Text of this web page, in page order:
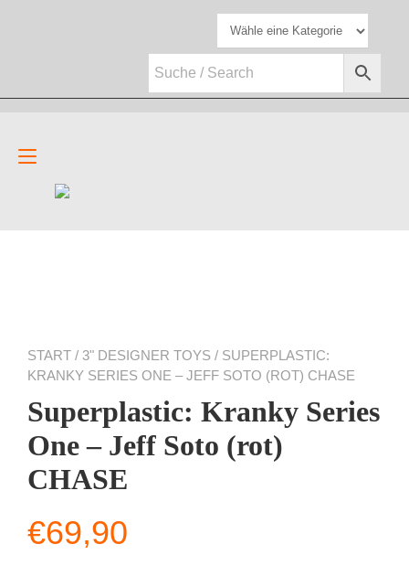
Navigation
umschalten
START / 3" DESIGNER TOYS / SUPERPLASTIC:
KRANKY SERIES ONE – JEFF SOTO (ROT) CHASE
Superplastic: Kranky Series
One – Jeff Soto (rot)
CHASE
€69,90